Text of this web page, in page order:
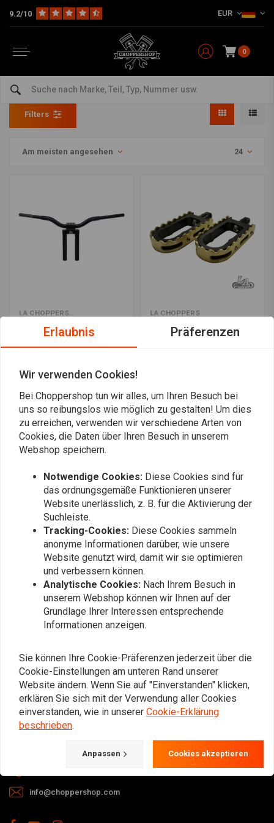
9.2/10 EUR
0
LA Choppers
Home Marken LA Choppers
Filters
Am meisten angesehen 24
LA CHOPPERS
€498,88
LA CHOPPERS
HD (Farbe auswählen)
Am meisten angesehen 24
Immer auf dem Laufenden bleiben?
Abonnieren
Reparaturen oder allgemeinen
Informationen können Sie uns
jederzeit auf eine der folgenden Arten
kontaktieren.
info@choppershop.com
Erlaubnis Präferenzen
Wir verwenden Cookies!
Bei Choppershop tun wir alles, um Ihren Besuch bei
uns so reibungslos wie möglich zu gestalten! Um dies
zu erreichen, verwenden wir verschiedene Arten von
Cookies, die Daten über Ihren Besuch in unserem
Webshop speichern.
Notwendige Cookies: Diese Cookies sind für
das ordnungsgemäße Funktionieren unserer
Website unerlässlich, z. B. für die Aktivierung der
Suchleiste.
Tracking-Cookies: Diese Cookies sammeln
anonyme Informationen darüber, wie unsere
Website genutzt wird, damit wir sie optimieren
und verbessern können.
Analytische Cookies: Nach Ihrem Besuch in
unserem Webshop können wir Ihnen auf der
Grundlage Ihrer Interessen entsprechende
Informationen anzeigen.
Sie können Ihre Cookie-Präferenzen jederzeit über die
Cookie-Einstellungen am unteren Rand unserer
Website ändern. Wenn Sie auf "Einverstanden" klicken,
erklären Sie sich mit der Verwendung aller Cookies
einverstanden, wie in unserer Cookie-Erklärung
beschrieben.
Anpassen Cookies akzeptieren